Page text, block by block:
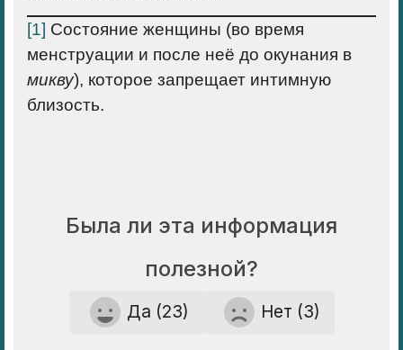
[1] Состояние женщины (во время
менструации и после неё до окунания в
микву), которое запрещает интимную
близость.
Была ли эта информация
полезной?
Да (23) Нет (3)